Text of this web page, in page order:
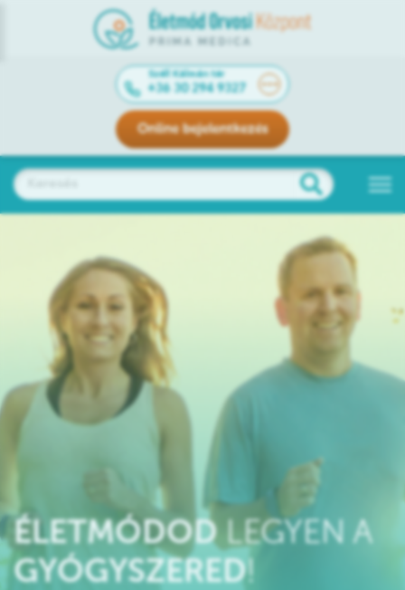
Széll Kálmán tér
+36 30 294 9327
Online bejelentkezés
ÉLETMÓDOD LEGYEN A
GYÓGYSZERED!